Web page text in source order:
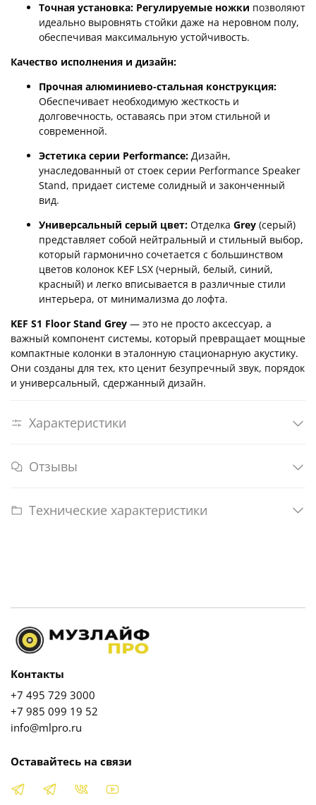
Точная установка: Регулируемые ножки позволяют
идеально выровнять стойки даже на неровном полу,
обеспечивая максимальную устойчивость.
Качество исполнения и дизайн:
Прочная алюминиево-стальная конструкция:
Обеспечивает необходимую жесткость и
долговечность, оставаясь при этом стильной и
современной.
Эстетика серии Performance: Дизайн,
унаследованный от стоек серии Performance Speaker
Stand, придает системе солидный и законченный
вид.
Универсальный серый цвет: Отделка Grey (серый)
представляет собой нейтральный и стильный выбор,
который гармонично сочетается с большинством
цветов колонок KEF LSX (черный, белый, синий,
красный) и легко вписывается в различные стили
интерьера, от минимализма до лофта.
KEF S1 Floor Stand Grey — это не просто аксессуар, а
важный компонент системы, который превращает мощные
компактные колонки в эталонную стационарную акустику.
Они созданы для тех, кто ценит безупречный звук, порядок
и универсальный, сдержанный дизайн.
Характеристики
Отзывы
Технические характеристики
Контакты
+7 495 729 3000
+7 985 099 19 52
info@mlpro.ru
Оставайтесь на связи